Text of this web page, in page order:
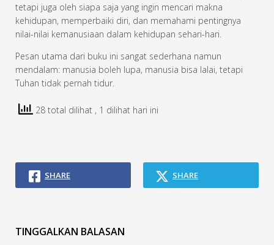
tetapi juga oleh siapa saja yang ingin mencari makna
kehidupan, memperbaiki diri, dan memahami pentingnya
nilai-nilai kemanusiaan dalam kehidupan sehari-hari.
Pesan utama dari buku ini sangat sederhana namun
mendalam: manusia boleh lupa, manusia bisa lalai, tetapi
Tuhan tidak pernah tidur.
28 total dilihat , 1 dilihat hari ini
SHARE SHARE
TINGGALKAN BALASAN